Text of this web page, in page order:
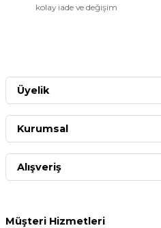
kolay iade ve değişim
Müşteri Hizmetleri
Üyelik
Kurumsal
Alışveriş